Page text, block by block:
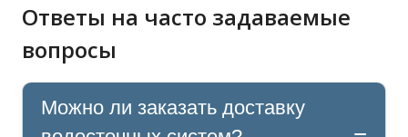
Ответы на часто задаваемые
вопросы
Можно ли заказать доставку